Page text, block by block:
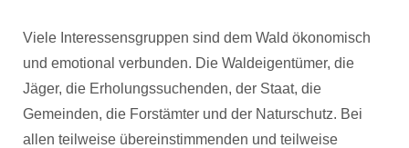
Viele Interessensgruppen sind dem Wald ökonomisch
und emotional verbunden. Die Waldeigentümer, die
Jäger, die Erholungssuchenden, der Staat, die
Gemeinden, die Forstämter und der Naturschutz. Bei
allen teilweise übereinstimmenden und teilweise